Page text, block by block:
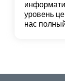
уровень
нас